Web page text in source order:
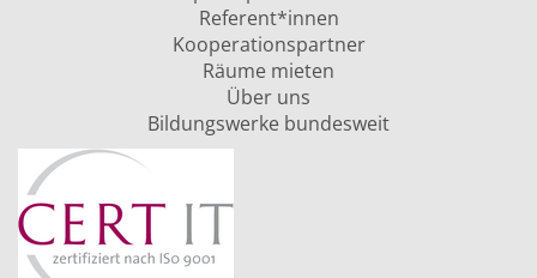
Referent*innen
Kooperationspartner
Räume mieten
Über uns
Bildungswerke bundesweit